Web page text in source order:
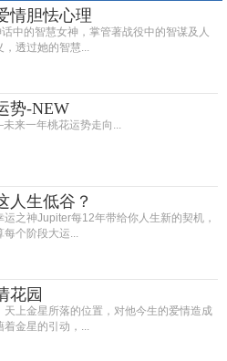
情胆怯心理
中的智慧女神，掌管著战役中的智谋及人
透过她的智慧...
势-NEW
来一年桃花运势走向...
人生低谷？
运之神Jupiter每12年带给你人生新的契机，
个阶段大运...
花园
天上金星所落的位置，对他今生的爱情造成
金星的引动，...